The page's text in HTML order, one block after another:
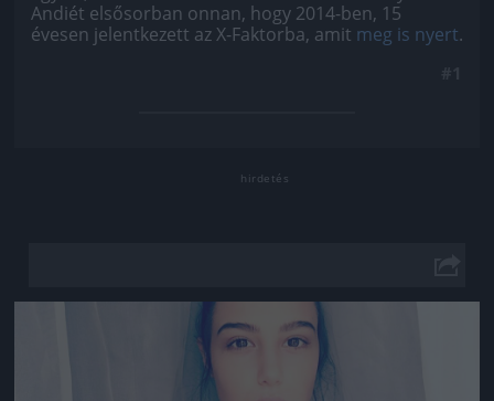
Andiét elsősorban onnan, hogy 2014-ben, 15
évesen jelentkezett az X-Faktorba, amit meg is nyert.
Jön még kép!